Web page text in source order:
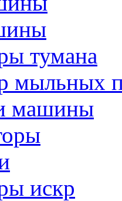
тумана
мыльных
машины
искр